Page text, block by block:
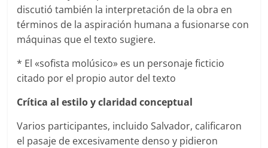
discutió también la interpretación de la obra en
términos de la aspiración humana a fusionarse con
máquinas que el texto sugiere.
* El «sofista molúsico» es un personaje ficticio
citado por el propio autor del texto
Crítica al estilo y claridad conceptual
Varios participantes, incluido Salvador, calificaron
el pasaje de excesivamente denso y pidieron